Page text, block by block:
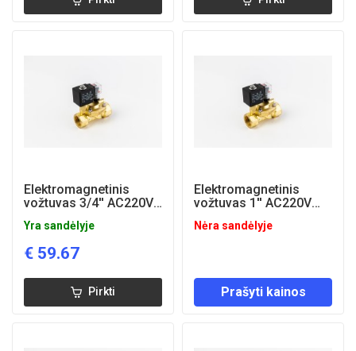
Elektromagnetinis
vožtuvas 3/4'' AC220V
Yra sandėlyje
€ 59.67
Pirkti
Elektromagnetinis
vožtuvas 1'' AC220V
Nėra sandėlyje
Prašyti kainos